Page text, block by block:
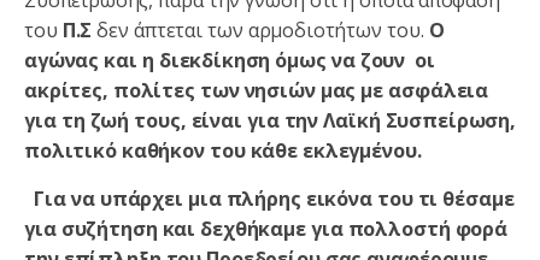
του Π.Σ δεν άπτεται των αρμοδιοτήτων του. Ο
αγώνας και η διεκδίκηση όμως να ζουν οι
ακρίτες, πολίτες των νησιών μας με ασφάλεια
για τη ζωή τους, είναι για την Λαϊκή Συσπείρωση,
πολιτικό καθήκον του κάθε εκλεγμένου.
Για να υπάρχει μια πλήρης εικόνα του τι θέσαμε
για συζήτηση και δεχθήκαμε για πολλοστή φορά